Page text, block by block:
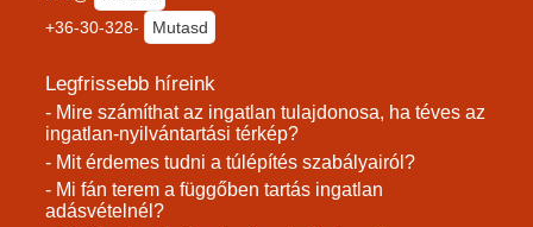
+36-30-328-
Mutasd
Legfrissebb híreink
- Mire számíthat az ingatlan tulajdonosa, ha téves az
ingatlan-nyilvántartási térkép?
- Mit érdemes tudni a túlépítés szabályairól?
- Mi fán terem a függőben tartás ingatlan
adásvételnél?